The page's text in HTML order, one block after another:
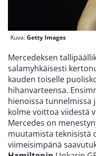
Kuva:Getty Images
Mercedeksen
salamyhkäisesti
kauden toiselle
hihanvarteensa.
hienoissa tunnelmissa
kolme voittoa viidestä
Mercedes on
muutamista teknisistä
viimeisimpänä